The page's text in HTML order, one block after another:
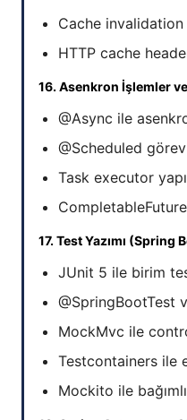
Cache
HTTP cache
16. Asenkron İşlemler
@Async ile
@Scheduled
Task executor
17. Test Yazımı (Spring
JUnit 5 ile birim
@SpringBootTest
MockMvc ile
Testcontainers ile
Mockito ile